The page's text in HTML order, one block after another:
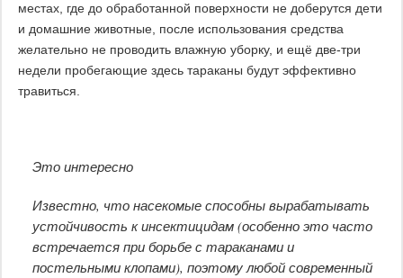
местах, где до обработанной поверхности не доберутся дети
и домашние животные, после использования средства
желательно не проводить влажную уборку, и ещё две-три
недели пробегающие здесь тараканы будут эффективно
травиться.
Это интересно
Известно, что насекомые способны вырабатывать
устойчивость к инсектицидам (особенно это часто
встречается при борьбе с тараканами и
постельными клопами), поэтому любой современный